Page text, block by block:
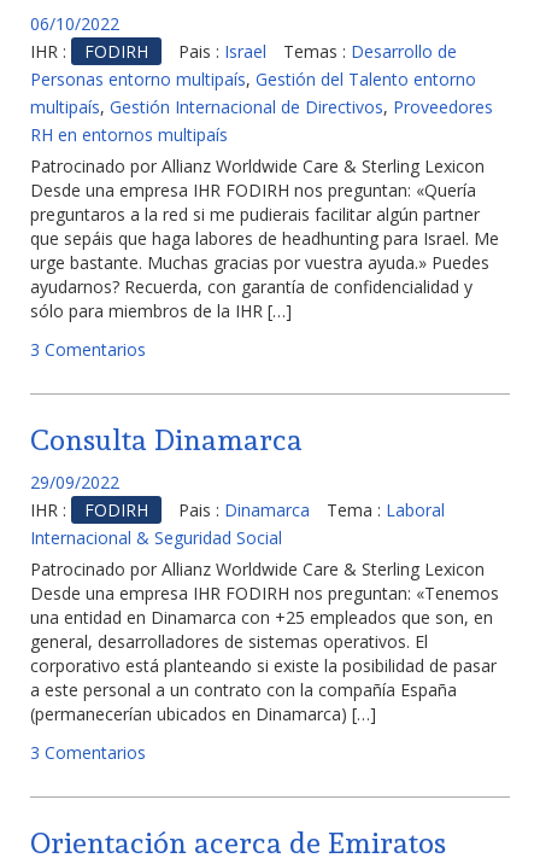
06/10/2022
IHR :
FODIRH Pais : Israel Temas : Desarrollo de
Personas entorno multipaís, Gestión del Talento entorno
multipaís, Gestión Internacional de Directivos, Proveedores
RH en entornos multipaís
Patrocinado por Allianz Worldwide Care & Sterling Lexicon
Desde una empresa IHR FODIRH nos preguntan: «Quería
preguntaros a la red si me pudierais facilitar algún partner
que sepáis que haga labores de headhunting para Israel. Me
urge bastante. Muchas gracias por vuestra ayuda.» Puedes
ayudarnos? Recuerda, con garantía de confidencialidad y
sólo para miembros de la IHR […]
3 Comentarios
Consulta Dinamarca
29/09/2022
IHR :
FODIRH Pais : Dinamarca Tema : Laboral
Internacional & Seguridad Social
Patrocinado por Allianz Worldwide Care & Sterling Lexicon
Desde una empresa IHR FODIRH nos preguntan: «Tenemos
una entidad en Dinamarca con +25 empleados que son, en
general, desarrolladores de sistemas operativos. El
corporativo está planteando si existe la posibilidad de pasar
a este personal a un contrato con la compañía España
(permanecerían ubicados en Dinamarca) […]
3 Comentarios
Orientación acerca de Emiratos